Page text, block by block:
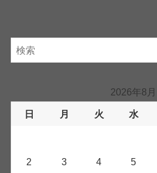
2026年8月
日 月 火 水
2 3 4 5